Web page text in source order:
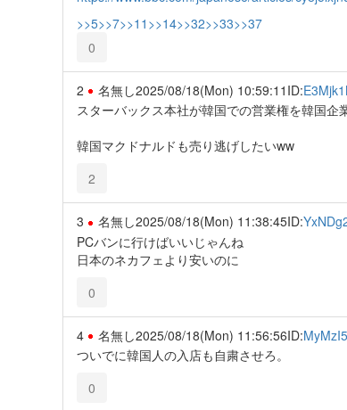
>>5>>7>>11 >>14>>32>>33>>37
0
2 名無し2025/08/18(Mon) 10:59:11 ID:
スターバックス本社が韓国での営業権を韓国企
韓国マクドナルドも売り逃げしたいww
2
3 名無し2025/08/18(Mon) 11:38:45ID:
PCバンに行けばいいじゃんね
日本のネカフェより安いのに
0
4 名無し2025/08/18(Mon) 11:56:56ID:
ついでに韓国人の入店も自粛させろ。
0